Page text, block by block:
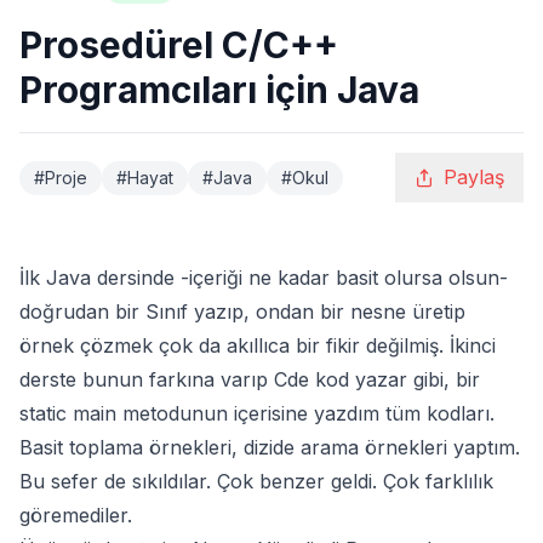
Prosedürel C/C++
Programcıları için Java
#Proje #Hayat #Java #Okul Paylaş
İlk Java dersinde -içeriği ne kadar basit olursa olsun-
doğrudan bir Sınıf yazıp, ondan bir nesne üretip
örnek çözmek çok da akıllıca bir fikir değilmiş. İkinci
derste bunun farkına varıp Cde kod yazar gibi, bir
static main metodunun içerisine yazdım tüm kodları.
Basit toplama örnekleri, dizide arama örnekleri yaptım.
Bu sefer de sıkıldılar. Çok benzer geldi. Çok farklılık
göremediler.